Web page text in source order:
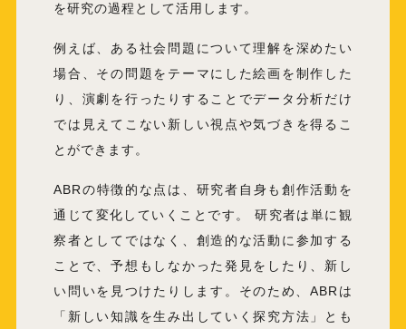
を研究の過程として活用します。
例えば、ある社会問題について理解を深めたい
場合、その問題をテーマにした絵画を制作した
り、演劇を行ったりすることでデータ分析だけ
では見えてこない新しい視点や気づきを得るこ
とができます。
ABRの特徴的な点は、研究者自身も創作活動を
通じて変化していくことです。 研究者は単に観
察者としてではなく、創造的な活動に参加する
ことで、予想もしなかった発見をしたり、新し
い問いを見つけたりします。そのため、ABRは
「新しい知識を生み出していく探究方法」とも